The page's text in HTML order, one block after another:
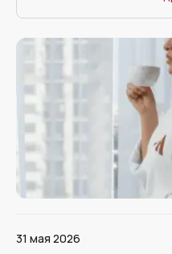
31 мая 2026